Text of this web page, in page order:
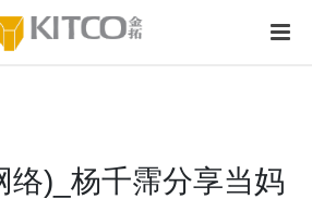
络)_杨千霈分享当妈